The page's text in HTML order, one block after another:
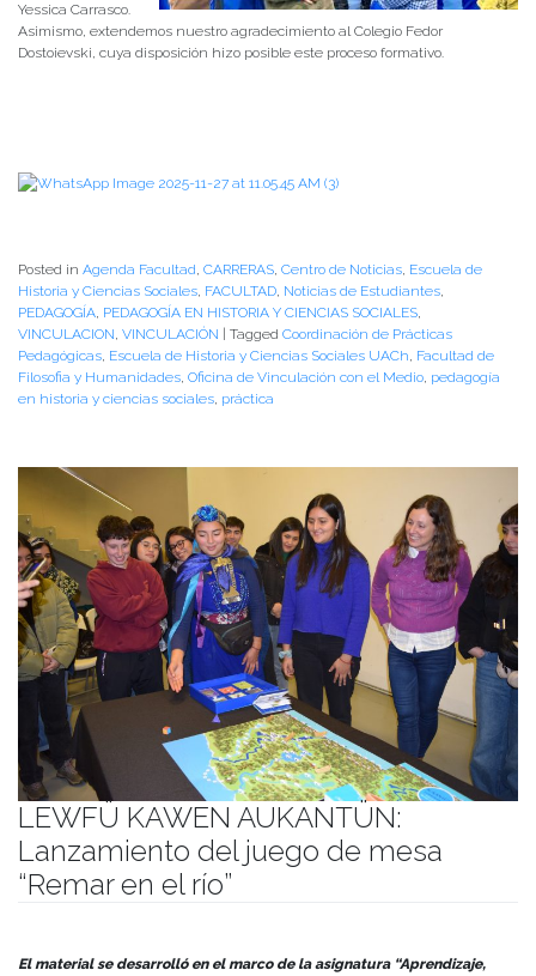
Yessica Carrasco.
Asimismo, extendemos nuestro agradecimiento al Colegio Fedor
Dostoievski, cuya disposición hizo posible este proceso formativo.
Posted in Agenda Facultad, CARRERAS, Centro de Noticias, Escuela de
Historia y Ciencias Sociales, FACULTAD, Noticias de Estudiantes,
PEDAGOGÍA, PEDAGOGÍA EN HISTORIA Y CIENCIAS SOCIALES,
VINCULACION, VINCULACIÓN Tagged Coordinación de Prácticas
Pedagógicas, Escuela de Historia y Ciencias Sociales UACh, Facultad de
Filosofia y Humanidades, Oficina de Vinculación con el Medio, pedagogía
en historia y ciencias sociales, práctica
LEWFÜ KAWEN AUKANTÜN:
Lanzamiento del juego de mesa
“Remar en el río”
El material se desarrolló en el marco de la asignatura “Aprendizaje,